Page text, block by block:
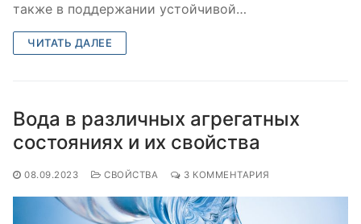
также в поддержании устойчивой…
ЧИТАТЬ ДАЛЕЕ
Вода в различных агрегатных
состояниях и их свойства
08.09.2023 СВОЙСТВА 3 КОММЕНТАРИЯ